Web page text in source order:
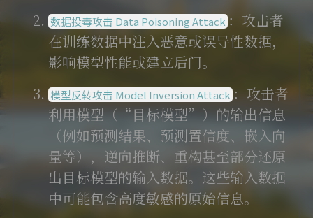
数据投毒攻击 Data Poisoning Attack：攻击者
在训练数据中注入恶意或误导性数据，
影响模型性能或建立后门。
模型反转攻击 Model Inversion Attack：攻击者
利用模型（“目标模型”）的输出信息
（例如预测结果、预测置信度、嵌入向
量等），逆向推断、重构甚至部分还原
出目标模型的输入数据。这些输入数据
中可能包含高度敏感的原始信息。